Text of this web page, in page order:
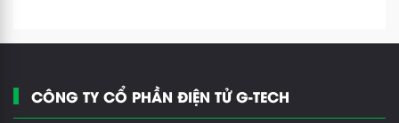
CÔNG TY CỔ PHẦN ĐIỆN TỬ G-TECH